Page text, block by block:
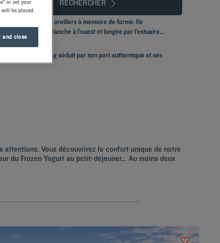
RECHERCHER
grâce à nos oreillers à mémoire de forme. Ils
Bordée par la Manche à l’ouest et longée par l’estuaire
Honfleurséduit par son port authentique et ses
Vous découvrirez le confort unique de notre
du Frozen Yogurt au petit-déjeuner… Au moins deux
or set your
will be placed.
and close